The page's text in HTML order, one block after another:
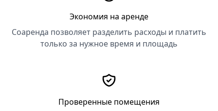
Экономия на аренде
Соаренда позволяет разделить расходы и платить
только за нужное время и площадь
Проверенные помещения